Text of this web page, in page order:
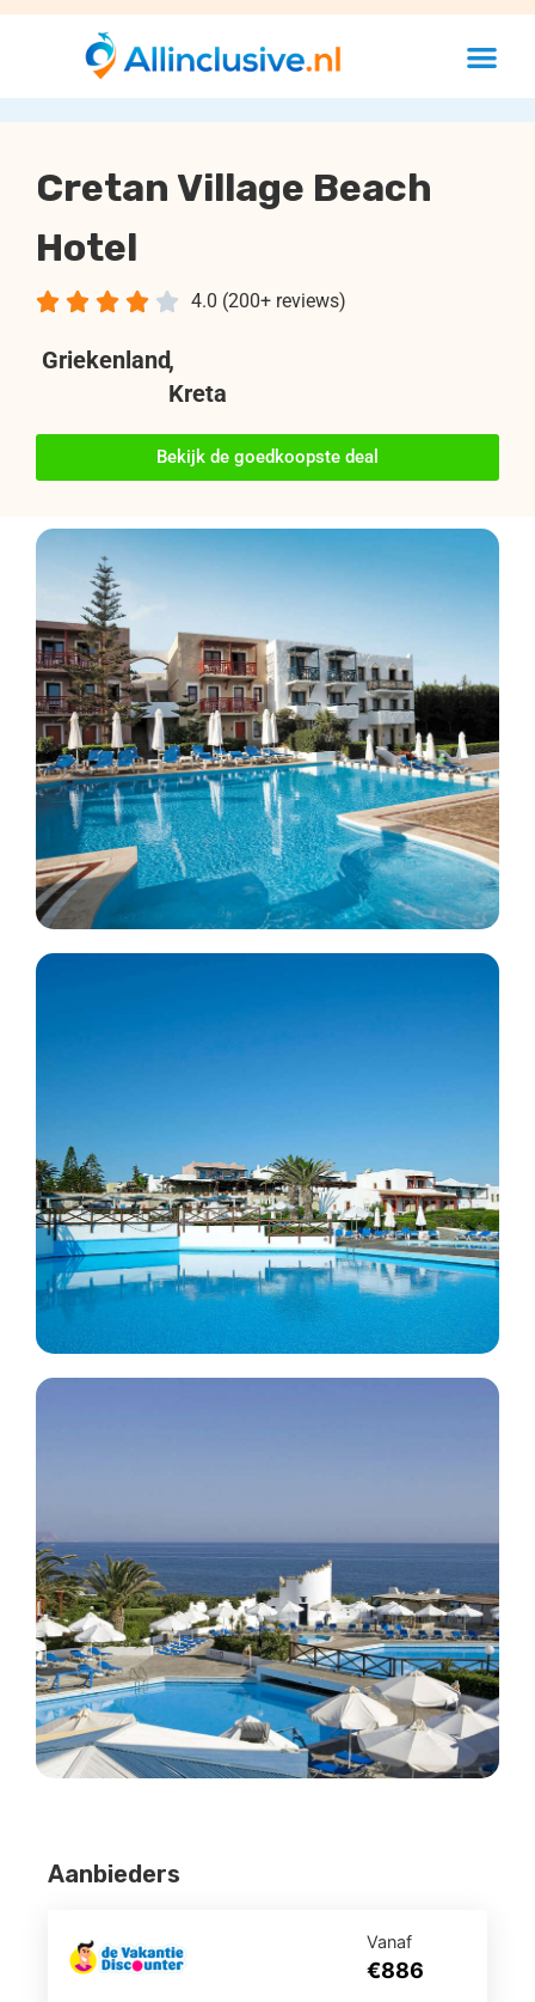
Cretan Village Beach
Hotel
4.0 (200+ reviews)
    
Griekenland,
Kreta
Bekijk de goedkoopste deal
Aanbieders
Vanaf
€886